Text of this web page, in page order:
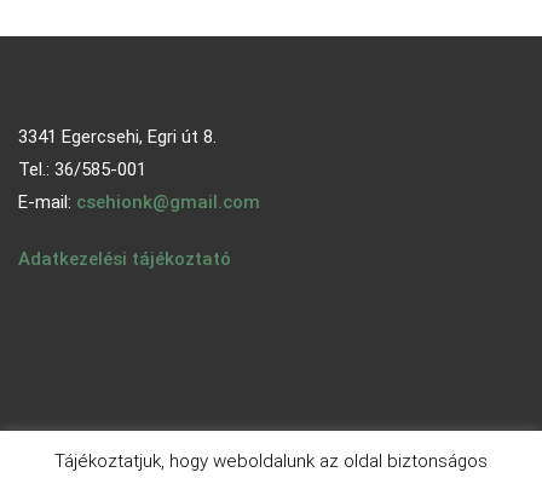
3341 Egercsehi, Egri út 8.
Tel.: 36/585-001
E-mail: csehionk@gmail.com
Adatkezelési tájékoztató
Tájékoztatjuk, hogy weboldalunk az oldal biztonságos